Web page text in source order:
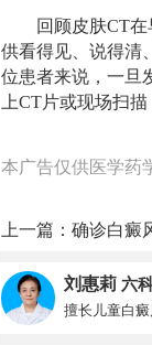
回顾皮肤CT
供看得见、说得清
位患者来说，一旦
上CT片或现场扫
本广告仅供医学药
上一篇： 确诊白癜
刘惠莉 六
擅长儿童白